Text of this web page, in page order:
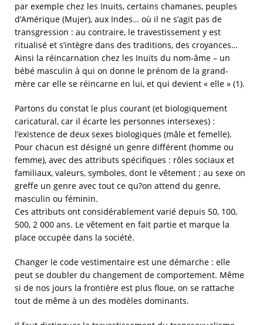
par exemple chez les Inuits, certains chamanes, peuples
d’Amérique (Mujer), aux Indes… où il ne s’agit pas de
transgression : au contraire, le travestissement y est
ritualisé et s’intègre dans des traditions, des croyances…
Ainsi la réincarnation chez les Inuits du nom-âme – un
bébé masculin à qui on donne le prénom de la grand-
mère car elle se réincarne en lui, et qui devient « elle » (1).
Partons du constat le plus courant (et biologiquement
caricatural, car il écarte les personnes intersexes) :
l’existence de deux sexes biologiques (mâle et femelle).
Pour chacun est désigné un genre différent (homme ou
femme), avec des attributs spécifiques : rôles sociaux et
familiaux, valeurs, symboles, dont le vêtement ; au sexe on
greffe un genre avec tout ce qu?on attend du genre,
masculin ou féminin.
Ces attributs ont considérablement varié depuis 50, 100,
500, 2 000 ans. Le vêtement en fait partie et marque la
place occupée dans la société.
Changer le code vestimentaire est une démarche : elle
peut se doubler du changement de comportement. Même
si de nos jours la frontière est plus floue, on se rattache
tout de même à un des modèles dominants.